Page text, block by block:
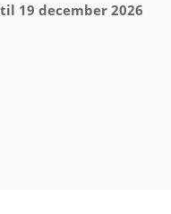
19 december 2026